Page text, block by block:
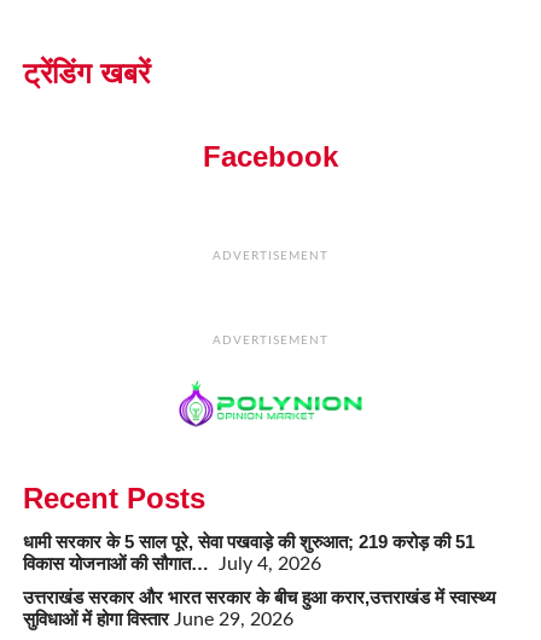
ट्रेंडिंग खबरें
Facebook
ADVERTISEMENT
ADVERTISEMENT
Recent Posts
धामी सरकार के 5 साल पूरे, सेवा पखवाड़े की शुरुआत; 219 करोड़ की 51
विकास योजनाओं की सौगात…
July 4, 2026
उत्तराखंड सरकार और भारत सरकार के बीच हुआ करार,उत्तराखंड में स्वास्थ्य
सुविधाओं में होगा विस्तार June 29, 2026